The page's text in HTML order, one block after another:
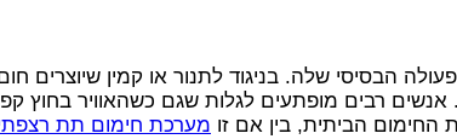
הבסיסי שלה. בניגוד לתנור או קמין
אנשים רבים מופתעים לגלות שגם כשהאוויר
החימום הביתית, בין אם זו מערכת חימום תת